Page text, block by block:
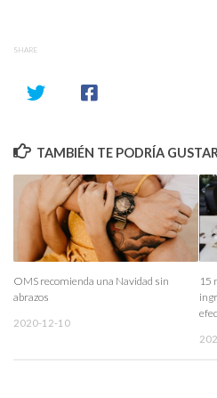
SHARE
TAMBIÉN TE PODRÍA
OMS recomienda una Navidad sin
abrazos
2020-12-10
15